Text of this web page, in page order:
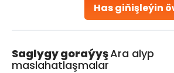
Has giňişleýin
Saglygy goraýyşAra alyp
maslahatlaşmalar